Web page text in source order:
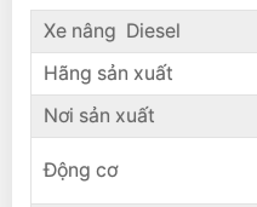
Xe nâng Diesel
Hãng sản xuất
Nơi sản xuất
Động cơ